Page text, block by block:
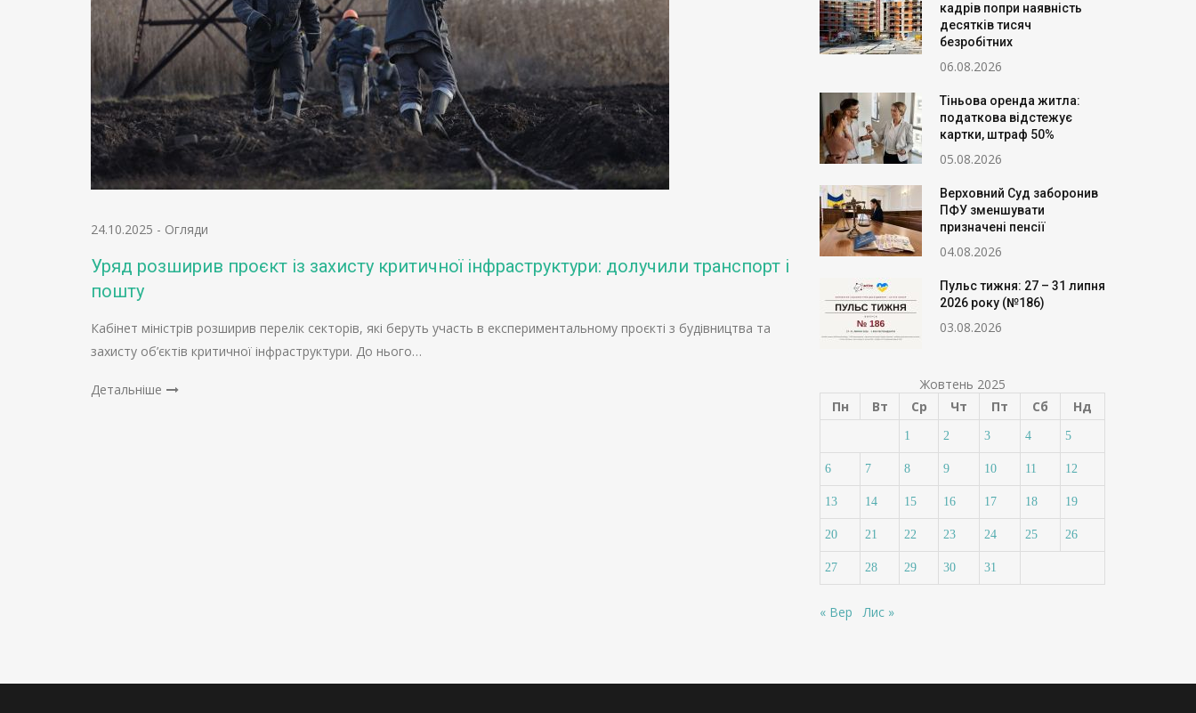
24.10.2025 - Огляди
Уряд розширив проєкт із захисту критичної інфраструктури: долучили транспорт і
пошту
Кабінет міністрів розширив перелік секторів, які беруть участь в експериментальному проєкті з будівництва та
захисту об’єктів критичної інфраструктури. До нього…
Детальніше
кадрів попри наявність
десятків тисяч
безробітних
06.08.2026
Тіньова оренда житла:
податкова відстежує
картки, штраф 50%
05.08.2026
Верховний Суд заборонив
ПФУ зменшувати
призначені пенсії
04.08.2026
Пульс тижня: 27 – 31 липня
2026 року (№186)
03.08.2026
Жовтень 2025
Пн
Вт Ср Чт Пт Сб Нд
1 2 3 4 5
6 7 8 9 10 11 12
13 14 15 16 17 18 19
20 21 22 23 24 25 26
27 28 29 30 31
« Вер Лис »